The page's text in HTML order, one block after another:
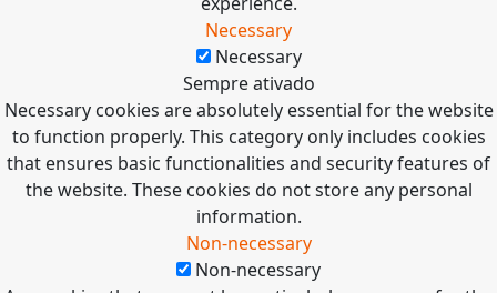
Necessary
Necessary
Sempre ativado
Necessary cookies are absolutely essential for the website
to function properly. This category only includes cookies
that ensures basic functionalities and security features of
the website. These cookies do not store any personal
information.
Non-necessary
Non-necessary